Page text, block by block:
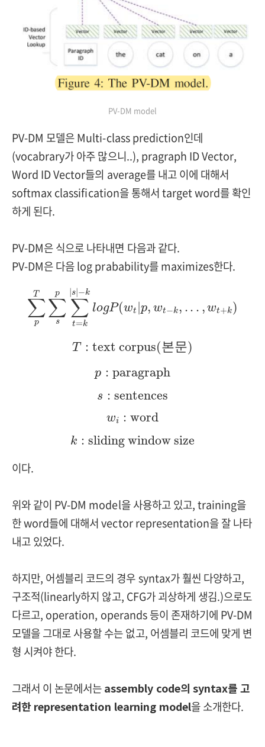
PV-DM model
PV-DM 모델은 Multi-class prediction인데
(vocabrary가 아주 많으니..), pragraph ID Vector,
Word ID Vector들의 average를 내고 이에 대해서
softmax classification을 통해서 target word를 확인
하게 된다.
PV-DM은 식으로 나타내면 다음과 같다.
PV-DM은 다음 log prabability를 maximizes한다.
T
∑
p
p
∑
s
|s|−k
∑
t=k
logP(wt |p, wt−k, .. . ,wt+k)
∑ T∑ sp ∑
T : text corpus(본문)
T text corpus(본문)
p : paragraph
p :paragraph
s : sentences
s sentences
wi : word
wi :word
k : sliding window size
k sliding window size
이다.
위와 같이 PV-DM model을 사용하고 있고, training을
한 word들에 대해서 vector representation을 잘 나타
내고 있었다.
하지만, 어셈블리 코드의 경우 syntax가 훨씬 다양하고,
구조적(linearly하지 않고, CFG가 괴상하게 생김.)으로도
다르고, operation, operands 등이 존재하기에 PV-DM
모델을 그대로 사용할 수는 없고, 어셈블리 코드에 맞게 변
형 시켜야 한다.
그래서 이 논문에서는assembly code의 syntax를 고
려한 representation learning model을 소개한다.